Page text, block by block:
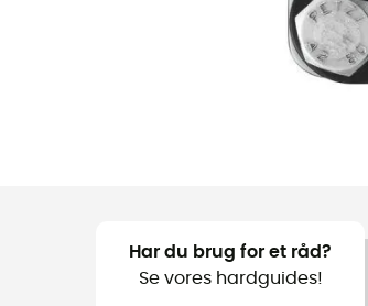
Har du brug for et råd?
Se vores hardguides!